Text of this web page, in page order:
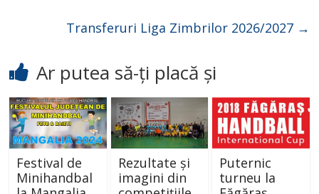
Transferuri Liga Zimbrilor 2026/2027 →
Ar putea să-ți placă și
Festival de
Minihandbal
Rezultate și
imagini din
Puternic
turneu la